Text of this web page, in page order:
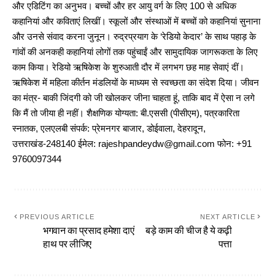
और एडिटिंग का अनुभव। बच्चों और हर आयु वर्ग के लिए 100 से अधिक
कहानियां और कविताएं लिखीं। स्कूलों और संस्थाओं में बच्चों को कहानियां सुनाना
और उनसे संवाद करना जुनून। रुद्रप्रयाग के ‘रेडियो केदार’ के साथ पहाड़ के
गांवों की अनकही कहानियां लोगों तक पहुंचाईं और सामुदायिक जागरूकता के लिए
काम किया। रेडियो ऋषिकेश के शुरुआती दौर में लगभग छह माह सेवाएं दीं।
ऋषिकेश में महिला कीर्तन मंडलियों के माध्यम से स्वच्छता का संदेश दिया। जीवन
का मंत्र- बाकी जिंदगी को जी खोलकर जीना चाहता हूं, ताकि बाद में ऐसा न लगे
कि मैं तो जीया ही नहीं। शैक्षणिक योग्यता: बी.एससी (पीसीएम), पत्रकारिता
स्नातक, एलएलबी संपर्क: प्रेमनगर बाजार, डोईवाला, देहरादून,
उत्तराखंड-248140 ईमेल: rajeshpandeydw@gmail.com फोन: +91
9760097344
PREVIOUS ARTICLE
भगवान का प्रसाद हमेशा दाएं
हाथ पर लीजिए
NEXT ARTICLE
बड़े काम की चीज है ये कढ़ी
पत्ता